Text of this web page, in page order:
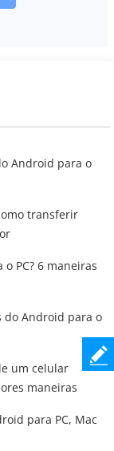
Android para o
transferir
PC? 6 maneiras
do Android para o
um celular
maneiras
para PC, Mac